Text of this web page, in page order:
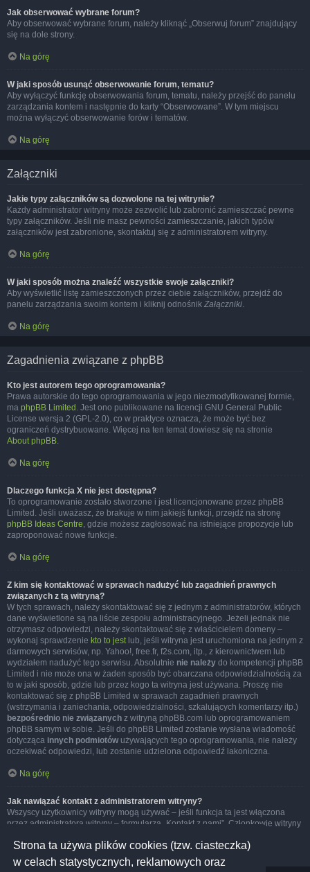
Strona ta używa plików cookies (tzw. ciasteczka)
w celach statystycznych, reklamowych oraz
Jak obserwować wybrane forum?
Aby obserwować wybrane forum, należy kliknąć „Obserwuj forum” znajdujący
się na dole strony.
Na górę
W jaki sposób usunąć obserwowanie forum, tematu?
Aby wyłączyć funkcję obserwowania forum, tematu, należy przejść do panelu
zarządzania kontem i następnie do karty “Obserwowane”. W tym miejscu
można wyłączyć obserwowanie forów i tematów.
Na górę
Załączniki
Jakie typy załączników są dozwolone na tej witrynie?
Każdy administrator witryny może zezwolić lub zabronić zamieszczać pewne
typy załączników. Jeśli nie masz pewności zamieszczanie, jakich typów
załączników jest zabronione, skontaktuj się z administratorem witryny.
Na górę
W jaki sposób można znaleźć wszystkie swoje załączniki?
Aby wyświetlić listę zamieszczonych przez ciebie załączników, przejdź do
panelu zarządzania swoim kontem i kliknij odnośnik Załączniki.
Na górę
Zagadnienia związane z phpBB
Kto jest autorem tego oprogramowania?
Prawa autorskie do tego oprogramowania w jego niezmodyfikowanej formie,
ma phpBB Limited . Jest ono publikowane na licencji GNU General Public
License wersja 2 (GPL-2.0), co w praktyce oznacza, że może być bez
ograniczeń dystrybuowane. Więcej na ten temat dowiesz się na stronie
About phpBB.
Na górę
Dlaczego funkcja X nie jest dostępna?
To oprogramowanie zostało stworzone i jest licencjonowane przez phpBB
Limited. Jeśli uważasz, że brakuje w nim jakiejś funkcji, przejdź na stronę
phpBB Ideas Centre, gdzie możesz zagłosować na istniejące propozycje lub
zaproponować nowe funkcje.
Na górę
Z kim się kontaktować w sprawach nadużyć lub zagadnień prawnych
związanych z tą witryną?
W tych sprawach, należy skontaktować się z jednym z administratorów, których
dane wyświetlone są na liście zespołu administracyjnego. Jeżeli jednak nie
otrzymasz odpowiedzi, należy skontaktować się z właścicielem domeny –
wykonaj sprawdzenie kto to jestlub, jeśli witryna jest uruchomiona na jednym z
darmowych serwisów, np. Yahoo!, free.fr, f2s.com, itp., z kierownictwem lub
wydziałem nadużyć tego serwisu. Absolutnie nie należy do kompetencji phpBB
Limited i nie może ona w żaden sposób być obarczana odpowiedzialnością za
to w jaki sposób, gdzie lub przez kogo ta witryna jest używana. Proszę nie
kontaktować się z phpBB Limited w sprawach zagadnień prawnych
(wstrzymania i zaniechania, odpowiedzialności, szkalujących komentarzy itp.)
bezpośrednio nie związanych z witryną phpBB.com lub oprogramowaniem
phpBB samym w sobie. Jeśli do phpBB Limited zostanie wysłana wiadomość
dotycząca innych podmiotów używających tego oprogramowania, nie należy
oczekiwać odpowiedzi, lub zostanie udzielona odpowiedź lakoniczna.
Na górę
Jak nawiązać kontakt z administratorem witryny?
Wszyscy użytkownicy witryny mogą używać – jeśli funkcja ta jest włączona
przez administratora witryny – formularza „Kontakt z nami”. Członkowie witryny
Na górę